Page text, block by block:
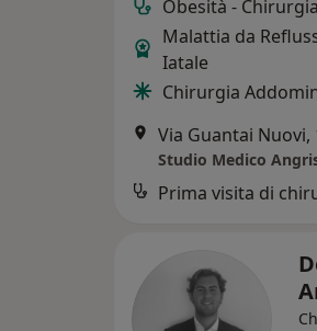
Obesità -
Malattia da
Iatale
Chirurgia
Via Guantai Nuovi,
Studio Medico
Prima visita di